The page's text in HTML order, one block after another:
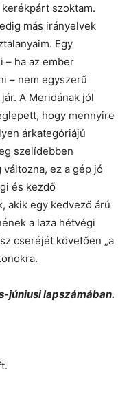
szoktam.
más irányelvek
Egy
– ha az ember
– nem egyszerű
A Meridának jól
hogy mennyire
árkategóriájú
szelídebben
ez a gép jó
és kezdő
akik egy kedvező árú
a laza hétvégi
cseréjét követően „a
júniusi lapszámában.